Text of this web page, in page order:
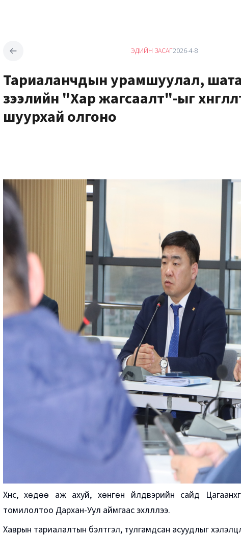
ЭДИЙН ЗАСАГ2026-4-8
Тариаланчдын урамшуулал,
зээлийн "Хар жагсаалт"-ыг
шуурхай олгоно
Хүнс, хөдөө аж ахуй, хөнгөн үйлдвэрийн сайд
томилолтоо Дархан-Уул аймгаас эхлүүллээ.
Хаврын тариалалтын бэлтгэл, тулгамдсан асуудлыг